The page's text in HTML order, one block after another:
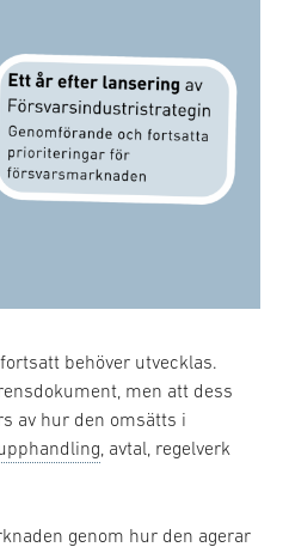
behöver utvecklas.
men att dess
av hur den omsätts i
, avtal, regelverk
genom hur den agerar